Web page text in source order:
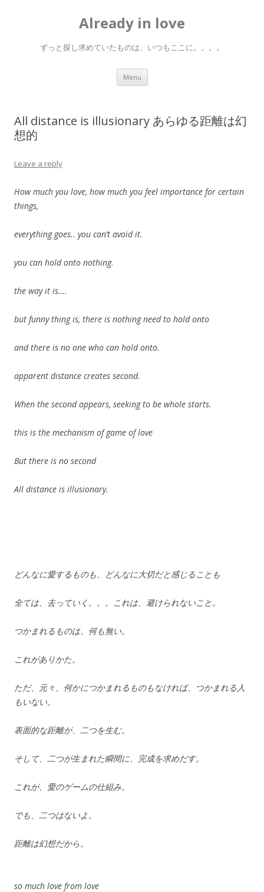
Already in love
ずっと探し求めていたものは、いつもここに。。。。
Menu Skip
content
All distance is illusionary あらゆる距離は幻
想的
Leave a reply
How much you love, how much you feel importance for certain
things,
everything goes.. you can’t avoid it.
you can hold onto nothing.
the way it is….
but funny thing is, there is nothing need to hold onto
and there is no one who can hold onto.
apparent distance creates second.
When the second appears, seeking to be whole starts.
this is the mechanism of game of love
But there is no second
All distance is illusionary.
どんなに愛するものも、どんなに大切だと感じることも
全ては、去っていく。。。これは、避けられないこと。
つかまれるものは、何も無い。
これがありかた。
ただ、元々、何かにつかまれるものもなければ、つかまれる人
もいない。
表面的な距離が、二つを生む。
そして、二つが生まれた瞬間に、完成を求めだす。
これが、愛のゲームの仕組み。
でも、二つはないよ。
距離は幻想だから。
so much love from love